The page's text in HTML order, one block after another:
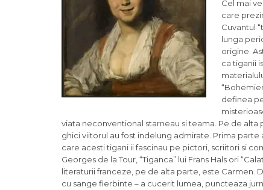
Cel mai
care
Cuvantul
lunga
origine.
ca tiganii
definea
viata neconventional starneau si teama. Pe de
ghici viitorul au fost indelung admirate. Prima
care acesti tigani ii fascinau pe pictori, scriitori si
Georges de la Tour, “Tiganca” lui Frans Hals ori
literaturii franceze, pe de alta parte, este Carmen.
cu sange fierbinte – a cucerit lumea, puncteaza